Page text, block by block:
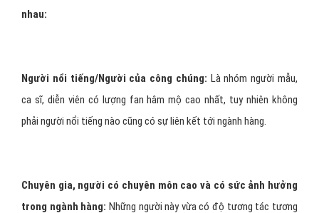
nhau:
Người nổi tiếng/Người của công chúng: Là nhóm người mẫu,
ca sĩ, diễn viên có lượng fan hâm mộ cao nhất, tuy nhiên không
phải người nổi tiếng nào cũng có sự liên kết tới ngành hàng.
Chuyên gia, người có chuyên môn cao và có sức ảnh hưởng
trong ngành hàng: Những người này vừa có độ tương tác tương